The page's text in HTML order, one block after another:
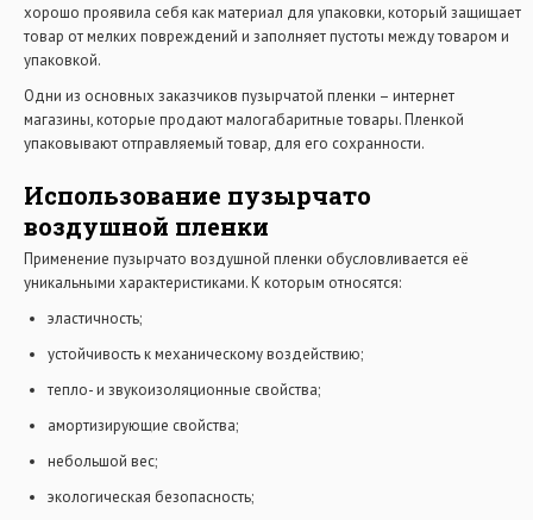
хорошо проявила себя как материал для упаковки, который защищает
товар от мелких повреждений и заполняет пустоты между товаром и
упаковкой.
Одни из основных заказчиков пузырчатой пленки – интернет
магазины, которые продают малогабаритные товары. Пленкой
упаковывают отправляемый товар, для его сохранности.
Использование пузырчато
воздушной пленки
Применение пузырчато воздушной пленки обусловливается её
уникальными характеристиками. К которым относятся:
эластичность;
устойчивость к механическому воздействию;
тепло- и звукоизоляционные свойства;
амортизирующие свойства;
небольшой вес;
экологическая безопасность;